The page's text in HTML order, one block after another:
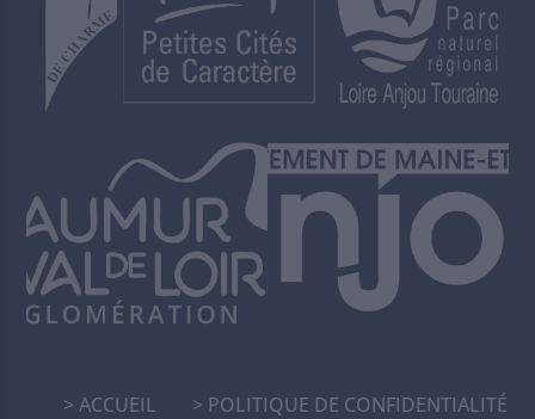
ACCUEIL POLITIQUE DE CONFIDENTIALITÉ